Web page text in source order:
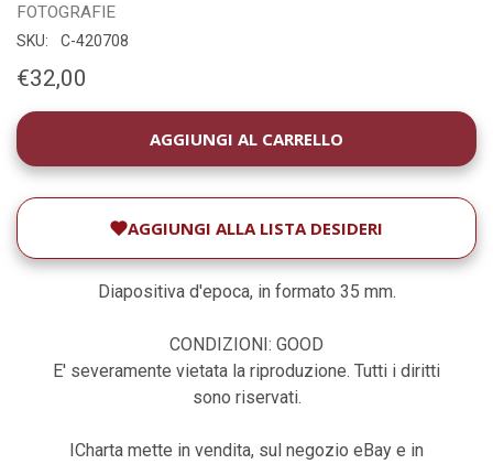
FOTOGRAFIE
SKU: C-420708
€32,00
DISPONIBILITÀ
ATTUALE:
AGGIUNGI ALLA LISTA DESIDERI
Diapositiva d'epoca, in formato 35 mm.
CONDIZIONI: GOOD
E' severamente vietata la riproduzione. Tutti i diritti
sono riservati.
ICharta mette in vendita, sul negozio eBay e in